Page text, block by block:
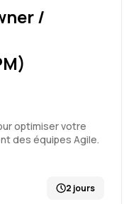
Agilist (certification
aux
aux
et intuitif
/
optimiser votre
des équipes Agile.
2 jours